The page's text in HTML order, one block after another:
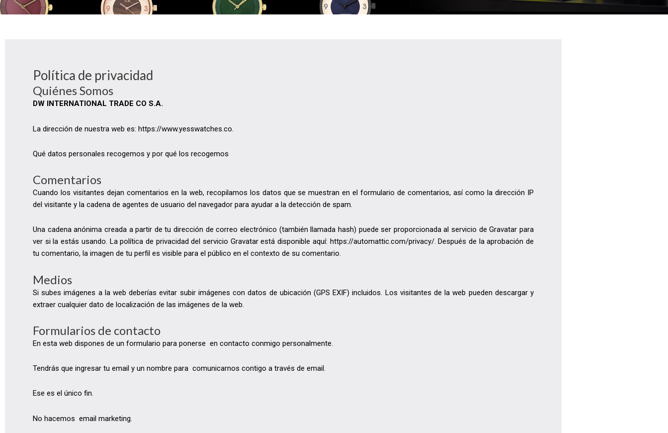
Política de privacidad
Quiénes Somos
DW INTERNATIONAL TRADE CO S.A.
La dirección de nuestra web es: https://www.yesswatches.co.
Qué datos personales recogemos y por qué los recogemos
Comentarios
Cuando los visitantes dejan comentarios en la web, recopilamos los datos que se muestran en el formulario de comentarios, así como la dirección IP
del visitante y la cadena de agentes de usuario del navegador para ayudar a la detección de spam.
Una cadena anónima creada a partir de tu dirección de correo electrónico (también llamada hash) puede ser proporcionada al servicio de Gravatar para
ver si la estás usando. La política de privacidad del servicio Gravatar está disponible aquí: https://automattic.com/privacy/. Después de la aprobación de
tu comentario, la imagen de tu perfil es visible para el público en el contexto de su comentario.
Medios
Si subes imágenes a la web deberías evitar subir imágenes con datos de ubicación (GPS EXIF) incluidos. Los visitantes de la web pueden descargar y
extraer cualquier dato de localización de las imágenes de la web.
Formularios de contacto
En esta web dispones de un formulario para ponerse en contacto conmigo personalmente.
Tendrás que ingresar tu email y un nombre para comunicarnos contigo a través de email.
Ese es el único fin.
No hacemos email marketing.